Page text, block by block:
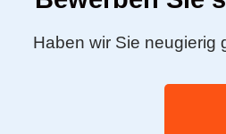
Haben wir Sie neugierig